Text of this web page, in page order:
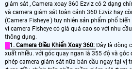
giám sát , Camera xoay 360 Ezviz có 2 dạng
và camera giám sát toàn cảnh 360 Ezviz hay
(Camera Fisheye ) tuy nhiên sản phẩm phổ
vì camera Fisheye có giá quá cao so với nhu
thông dụng.
1. Camera Điều Khiển Xoay 360: Đây là dòng
xuất nhiều. với góc quay ngan là 355 độ và
phép camera giám sát nữa bán cầu ngay tại vị